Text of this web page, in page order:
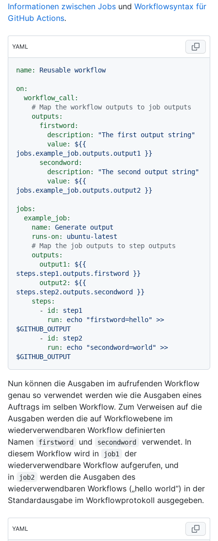
Informationen zwischen Jobs und Workflowsyntax für
GitHub Actions.
YAML
name: Reusable workflow
on:
workflow_call:
# Map the workflow outputs to job outputs
outputs:
firstword:
description:
"The first output string"
value:
${{
jobs.example_job.outputs.output1
}}
secondword:
description:
"The second output string"
value:
${{
jobs.example_job.outputs.output2 }}
jobs:
example_job:
name:
Generate output
runs-on:
ubuntu-latest
# Map the job outputs to step outputs
outputs:
output1:
${{
steps.step1.outputs.firstword }}
output2:
${{
steps.step2.outputs.secondword }}
steps:
-
id:
step1
run:
echo "firstword=hello" >>
$GITHUB_OUTPUT
-
id:
step2
run:
echo "secondword=world" >>
$GITHUB_OUTPUT
Nun können die Ausgaben im aufrufenden Workflow
genau so verwendet werden wie die Ausgaben eines
Auftrags im selben Workflow. Zum Verweisen auf die
Ausgaben werden die auf Workflowebene im
wiederverwendbaren Workflow definierten
Namen
firstword und secondword
verwendet. In
diesem Workflow wird in
job1
der
wiederverwendbare Workflow aufgerufen, und
in
job2
werden die Ausgaben des
wiederverwendbaren Workflows („hello world“) in der
Standardausgabe im Workflowprotokoll ausgegeben.
YAML